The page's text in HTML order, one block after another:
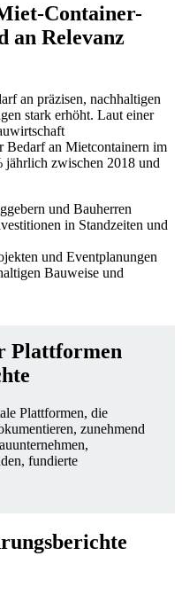
Container-
an Relevanz
an präzisen, nachhaltigen
stark erhöht. Laut einer
Bedarf an Mietcontainern im
jährlich zwischen 2018 und
und Bauherren
in Standzeiten und
und Eventplanungen
Bauweise und
Plattformen
Plattformen, die
zunehmend
fundierte